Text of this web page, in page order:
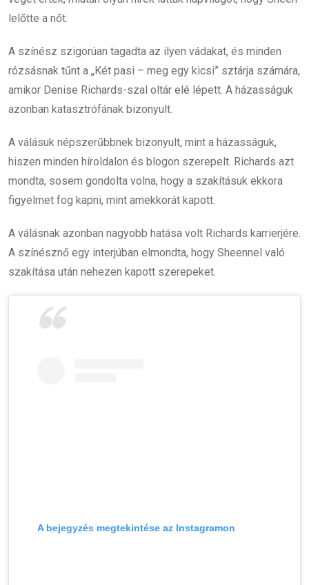
lelőtte a nőt.
A színész szigorúan tagadta az ilyen vádakat, és minden
rózsásnak tűnt a „Két pasi – meg egy kicsi” sztárja számára,
amikor Denise Richards-szal oltár elé lépett. A házasságuk
azonban katasztrófának bizonyult.
A válásuk népszerűbbnek bizonyult, mint a házasságuk,
hiszen minden híroldalon és blogon szerepelt. Richards azt
mondta, sosem gondolta volna, hogy a szakításuk ekkora
figyelmet fog kapni, mint amekkorát kapott.
A válásnak azonban nagyobb hatása volt Richards karrierjére.
A színésznő egy interjúban elmondta, hogy Sheennel való
szakítása után nehezen kapott szerepeket.
A bejegyzés megtekintése az Instagramon